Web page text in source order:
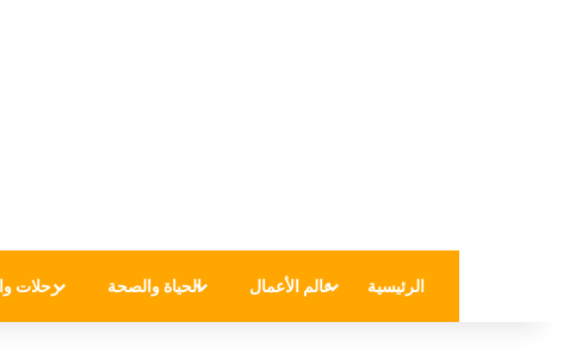
الرئيسية عالم الأعمال الحياة والصحة رحلات